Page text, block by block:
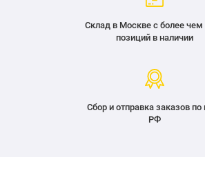
Склад в Москве с более чем
позиций в наличии
Сбор и отправка заказов по
РФ